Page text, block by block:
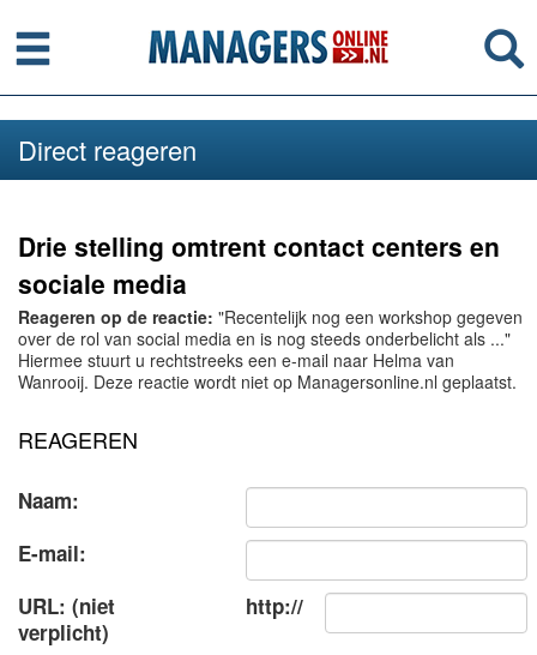
Menu
Direct reageren
Drie stelling omtrent contact centers en
sociale media
Reageren op de reactie: "Recentelijk nog een workshop gegeven
over de rol van social media en is nog steeds onderbelicht als ..."
Hiermee stuurt u rechtstreeks een e-mail naar Helma van
Wanrooij. Deze reactie wordt niet op Managersonline.nl geplaatst.
REAGEREN
Naam:
E-mail:
URL: (niet
verplicht)
http://